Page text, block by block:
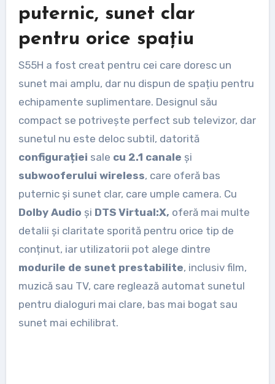
puternic, sunet clar
pentru orice spațiu
S55H a fost creat pentru cei care doresc un
sunet mai amplu, dar nu dispun de spațiu pentru
echipamente suplimentare. Designul său
compact se potrivește perfect sub televizor, dar
sunetul nu este deloc subtil, datorită
configurației sale cu 2.1 canale și
subwooferului wireless, care oferă bas
puternic și sunet clar, care umple camera. Cu
Dolby Audio și DTS Virtual:X, oferă mai multe
detalii și claritate sporită pentru orice tip de
conținut, iar utilizatorii pot alege dintre
modurile de sunet prestabilite, inclusiv film,
muzică sau TV, care reglează automat sunetul
pentru dialoguri mai clare, bas mai bogat sau
sunet mai echilibrat.